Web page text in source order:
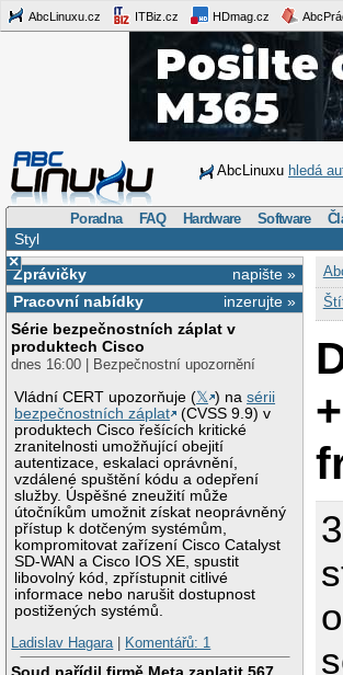
AbcLinuxu.cz ITBiz.cz HDmag.cz
AbcLinuxu hledá
Poradna FAQ Hardware Software
Styl
×
napište »
Zprávičky
inzerujte »
Pracovní nabídky
Série bezpečnostních záplat v
produktech Cisco
dnes 16:00 | Bezpečnostní upozornění
Vládní CERT upozorňuje (𝕏 ) nasérii
bezpečnostních záplat
(CVSS 9.9) v
produktech Cisco řešících kritické
zranitelnosti umožňující obejití
autentizace, eskalaci oprávnění,
vzdálené spuštění kódu a odepření
služby. Úspěšné zneužití může
útočníkům umožnit získat neoprávněný
přístup k dotčeným systémům,
kompromitovat zařízení Cisco Catalyst
SD-WAN a Cisco IOS XE, spustit
libovolný kód, zpřístupnit citlivé
informace nebo narušit dostupnost
postižených systémů.
Ladislav Hagara| Komentářů: 1